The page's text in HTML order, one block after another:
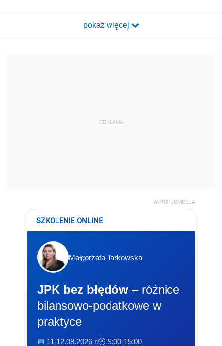
pokaż więcej
REKLAMA
AUTOPROMOCJA
SZKOLENIE ONLINE
Małgorzata Tarkowska
JPK bez błędów – różnice
bilansowo-podatkowe w
praktyce
📅 11-12.08.2026 r.🕐 9:00-15:00